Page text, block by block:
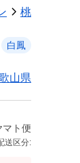
桃
白鳳
山県
マト便
送区分: